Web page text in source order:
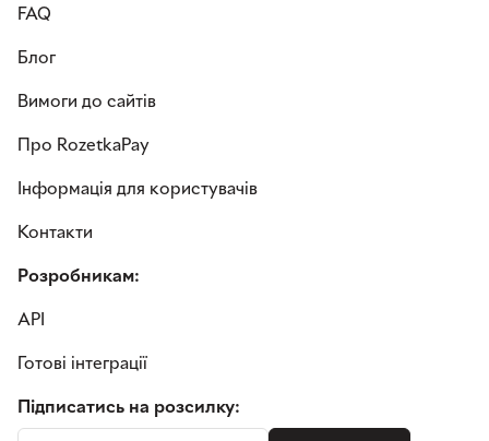
FAQ
Блог
Вимоги до сайтів
Про RozetkaPay
Інформація для користувачів
Контакти
Розробникам:
API
Готові інтеграції
Підписатись на розсилку: